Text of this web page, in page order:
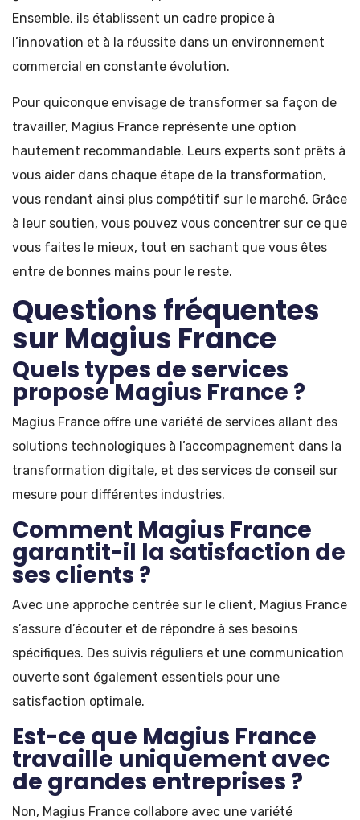
Ensemble, ils établissent un cadre propice à
l’innovation et à la réussite dans un environnement
commercial en constante évolution.
Pour quiconque envisage de transformer sa façon de
travailler, Magius France représente une option
hautement recommandable. Leurs experts sont prêts à
vous aider dans chaque étape de la transformation,
vous rendant ainsi plus compétitif sur le marché. Grâce
à leur soutien, vous pouvez vous concentrer sur ce que
vous faites le mieux, tout en sachant que vous êtes
entre de bonnes mains pour le reste.
Questions fréquentes
sur Magius France
Quels types de services
propose Magius France ?
Magius France offre une variété de services allant des
solutions technologiques à l’accompagnement dans la
transformation digitale, et des services de conseil sur
mesure pour différentes industries.
Comment Magius France
garantit-il la satisfaction de
ses clients ?
Avec une approche centrée sur le client, Magius France
s’assure d’écouter et de répondre à ses besoins
spécifiques. Des suivis réguliers et une communication
ouverte sont également essentiels pour une
satisfaction optimale.
Est-ce que Magius France
travaille uniquement avec
de grandes entreprises ?
Non, Magius France collabore avec une variété